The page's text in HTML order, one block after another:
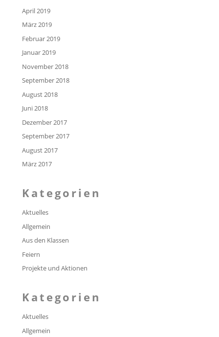
April 2019
März 2019
Februar 2019
Januar 2019
November 2018
September 2018
August 2018
Juni 2018
Dezember 2017
September 2017
August 2017
März 2017
Kategorien
Aktuelles
Allgemein
Aus den Klassen
Feiern
Projekte und Aktionen
Kategorien
Aktuelles
Allgemein